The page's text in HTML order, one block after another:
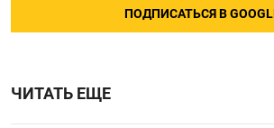
ПОДПИСАТЬСЯ В
ЧИТАТЬ ЕЩЕ